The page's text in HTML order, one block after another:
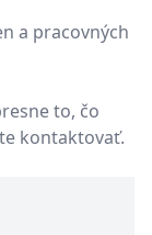
a pracovných
to, čo
kontaktovať.